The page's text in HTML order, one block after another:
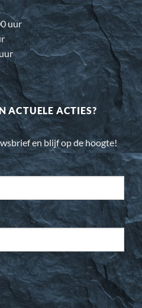
uur
ACTUELE ACTIES?
en blijf op de hoogte!